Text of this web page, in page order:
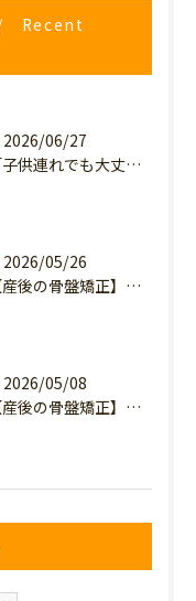
Recent
2026/06/27
「子供連れでも大丈夫？」産後の腰痛・体型崩れに悩むママが、プライミー鍼灸整骨院を選ぶ3つの理由
2026/05/26
【産後の骨盤矯正】産後の原因不明なイライラ・疲れやすさは骨盤のせい？心と体を軽くするヒント
2026/05/08
【産後の骨盤矯正】妊娠前のデニムが履けない…